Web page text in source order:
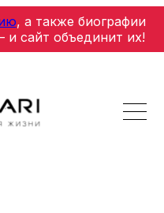
, а также биографии
сайт объединит их!